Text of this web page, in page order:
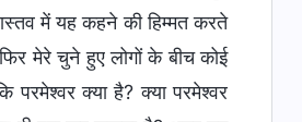
में यह कहने की हिम्मत करते
मेरे चुने हुए लोगों के बीच कोई
परमेश्वर क्या है? क्या परमेश्वर